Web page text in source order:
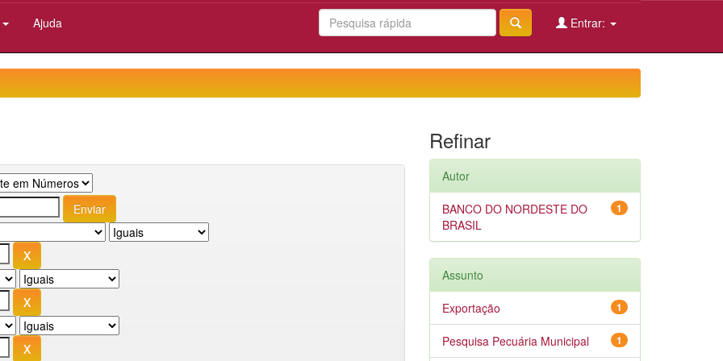
Ajuda Entrar:
Refinar
Autor
1
BANCO DO NORDESTE DO
BRASIL
Assunto
1
Exportação
1
Pesquisa Pecuária Municipal